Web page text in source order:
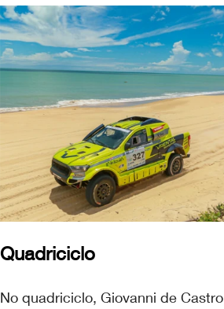
Quadriciclo
No quadriciclo, Giovanni de